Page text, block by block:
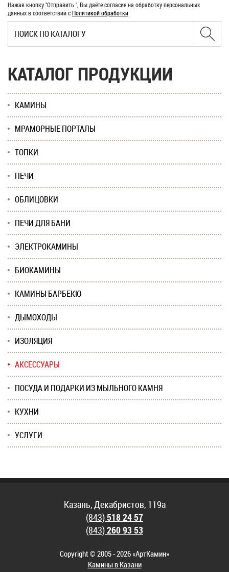
Нажав кнопку "Отправить ", Вы даёте согласие на обработку персональных
данных в соответствии сПолитикой обработки
КАТАЛОГ ПРОДУКЦИИ
КАМИНЫ
МРАМОРНЫЕ ПОРТАЛЫ
ТОПКИ
ПЕЧИ
ОБЛИЦОВКИ
ПЕЧИ ДЛЯ БАНИ
ЭЛЕКТРОКАМИНЫ
БИОКАМИНЫ
КАМИНЫ БАРБЕКЮ
ДЫМОХОДЫ
ИЗОЛЯЦИЯ
АКСЕССУАРЫ
ПОСУДА И ПОДАРКИ ИЗ МЫЛЬНОГО КАМНЯ
КУХНИ
УСЛУГИ
Казань, Декабристов, 119а
(843)518 24 57
(843)260 93 53
Copyright © 2005 - 2026 «АртКамин»
Камины в Казани